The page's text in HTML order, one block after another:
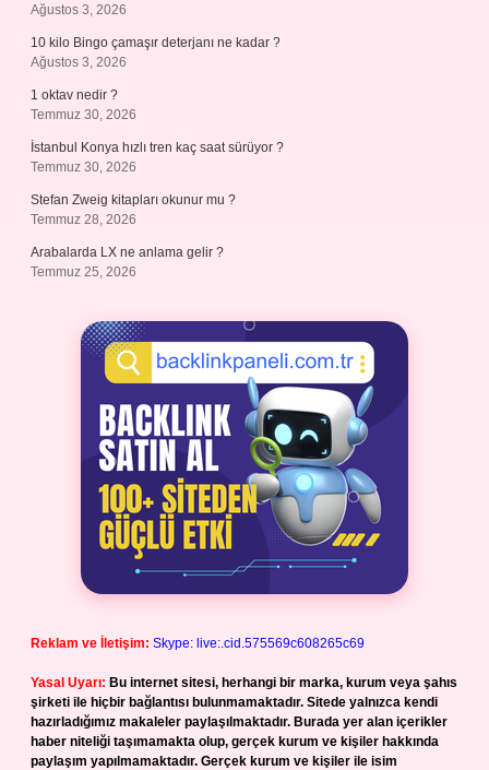
Ağustos 3, 2026
10 kilo Bingo çamaşır deterjanı ne kadar ?
Ağustos 3, 2026
1 oktav nedir ?
Temmuz 30, 2026
İstanbul Konya hızlı tren kaç saat sürüyor ?
Temmuz 30, 2026
Stefan Zweig kitapları okunur mu ?
Temmuz 28, 2026
Arabalarda LX ne anlama gelir ?
Temmuz 25, 2026
Reklam ve İletişim: Skype: live:.cid.575569c608265c69
Yasal Uyarı: Bu internet sitesi, herhangi bir marka, kurum veya şahıs
şirketi ile hiçbir bağlantısı bulunmamaktadır. Sitede yalnızca kendi
hazırladığımız makaleler paylaşılmaktadır. Burada yer alan içerikler
haber niteliği taşımamakta olup, gerçek kurum ve kişiler hakkında
paylaşım yapılmamaktadır. Gerçek kurum ve kişiler ile isim